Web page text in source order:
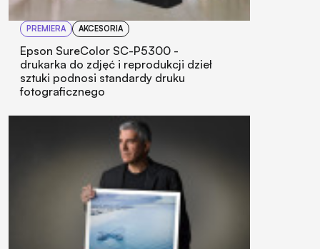
PREMIERA AKCESORIA
Epson SureColor SC-P5300 -
drukarka do zdjęć i reprodukcji dzieł
sztuki podnosi standardy druku
fotograficznego